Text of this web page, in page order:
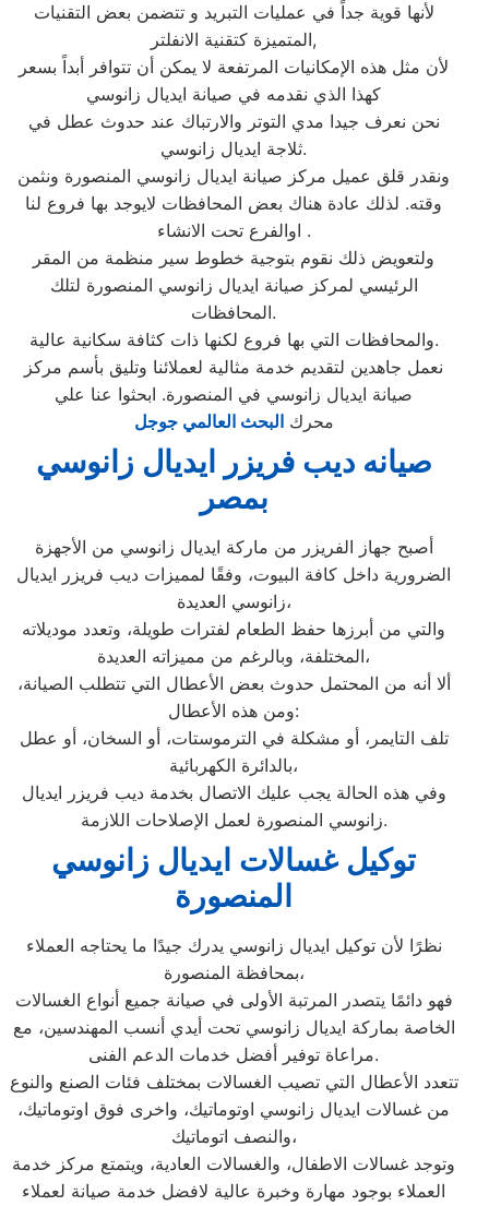
لأنها قوية جداً في عمليات التبريد و تتضمن بعض التقنيات
المتميزة كتقنية الانفلتر,
لأن مثل هذه الإمكانيات المرتفعة لا يمكن أن تتوافر أبداً بسعر
كهذا الذي نقدمه في صيانة ايديال زانوسي
نحن نعرف جيدا مدي التوتر والارتباك عند حدوث عطل في
ثلاجة ايديال زانوسي.
ونقدر قلق عميل مركز صيانة ايديال زانوسي المنصورة ونثمن
وقته. لذلك عادة هناك بعض المحافظات لايوجد بها فروع لنا
اوالفرع تحت الانشاء .
ولتعويض ذلك نقوم بتوجية خطوط سير منظمة من المقر
الرئيسي لمركز صيانة ايديال زانوسي المنصورة لتلك
المحافظات.
والمحافظات التي بها فروع لكنها ذات كثافة سكانية عالية.
نعمل جاهدين لتقديم خدمة مثالية لعملائنا وتليق بأسم مركز
صيانة ايديال زانوسي في المنصورة. ابحثوا عنا علي
محركالبحث العالمي جوجل
صيانه ديب فريزر ايديال زانوسي
بمصر
أصبح جهاز الفريزر من ماركة ايديال زانوسي من الأجهزة
الضرورية داخل كافة البيوت، وفقًا لمميزات ديب فريزر ايديال
زانوسي العديدة،
والتي من أبرزها حفظ الطعام لفترات طويلة، وتعدد موديلاته
المختلفة، وبالرغم من مميزاته العديدة،
ألا أنه من المحتمل حدوث بعض الأعطال التي تتطلب الصيانة،
ومن هذه الأعطال:
تلف التايمر، أو مشكلة في الترموستات، أو السخان، أو عطل
بالدائرة الكهربائية،
وفي هذه الحالة يجب عليك الاتصال بخدمة ديب فريزر ايديال
زانوسي المنصورة لعمل الإصلاحات اللازمة.
توكيل غسالات ايديال زانوسي
المنصورة
نظرًا لأن توكيل ايديال زانوسي يدرك جيدًا ما يحتاجه العملاء
بمحافظة المنصورة،
فهو دائمًا يتصدر المرتبة الأولى في صيانة جميع أنواع الغسالات
الخاصة بماركة ايديال زانوسي تحت أيدي أنسب المهندسين، مع
مراعاة توفير أفضل خدمات الدعم الفنى.
تتعدد الأعطال التي تصيب الغسالات بمختلف فئات الصنع والنوع
من غسالات ايديال زانوسي اوتوماتيك، واخرى فوق اوتوماتيك،
والنصف اتوماتيك،
وتوجد غسالات الاطفال، والغسالات العادية، ويتمتع مركز خدمة
العملاء بوجود مهارة وخبرة عالية لافضل خدمة صيانة لعملاء